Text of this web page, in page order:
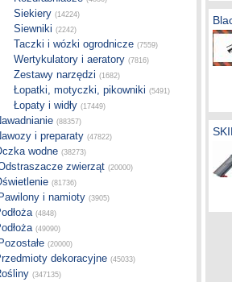
Siekiery (14224)
Siewniki (2242)
Taczki i wózki ogrodnicze (7559)
Wertykulatory i aeratory (7816)
Zestawy narzędzi (1682)
Łopatki, motyczki, pikowniki (5491)
Łopaty i widły (17449)
(88357)
i preparaty (47822)
wodne (38273)
zwierząt (20000)
(81736)
Pawilony i namioty (3905)
(4848)
(49090)
Pozostałe (20000)
dekoracyjne (45033)
(347135)